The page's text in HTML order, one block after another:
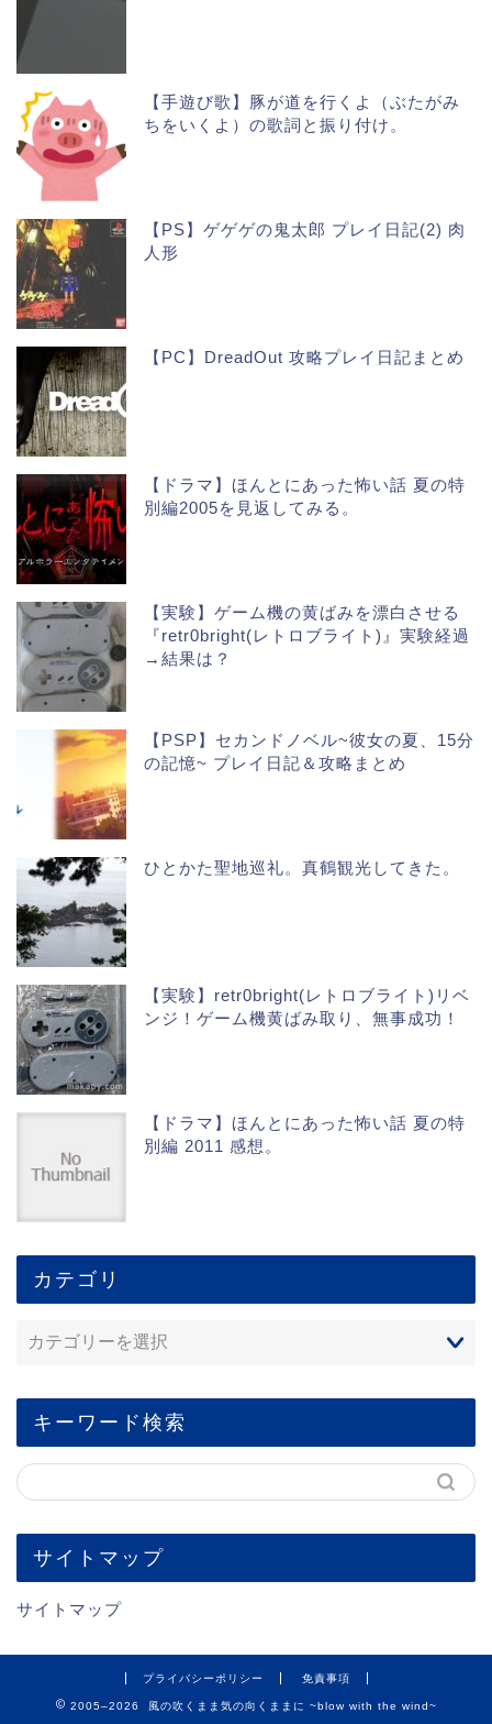
【手遊び歌】豚が道を行くよ（ぶたがみ
ちをいくよ）の歌詞と振り付け。
【PS】ゲゲゲの鬼太郎 プレイ日記(2) 肉
人形
【PC】DreadOut 攻略プレイ日記まとめ
【ドラマ】ほんとにあった怖い話 夏の特
別編2005を見返してみる。
【実験】ゲーム機の黄ばみを漂白させる
『retr0bright(レトロブライト)』実験経過
→結果は？
【PSP】セカンドノベル~彼女の夏、15分
の記憶~ プレイ日記＆攻略まとめ
ひとかた聖地巡礼。真鶴観光してきた。
【実験】retr0bright(レトロブライト)リベ
ンジ！ゲーム機黄ばみ取り、無事成功！
【ドラマ】ほんとにあった怖い話 夏の特
別編 2011 感想。
カテゴリ
キーワード検索
サイトマップ
サイトマップ
プライバシーポリシー 免責事項
2005–2026 風の吹くまま気の向くままに ~blow with the wind~